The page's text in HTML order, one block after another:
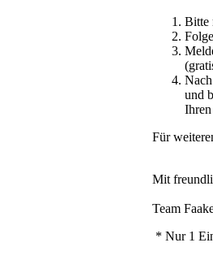
Bitte
und
Für
Mit
Team
* Nur 1